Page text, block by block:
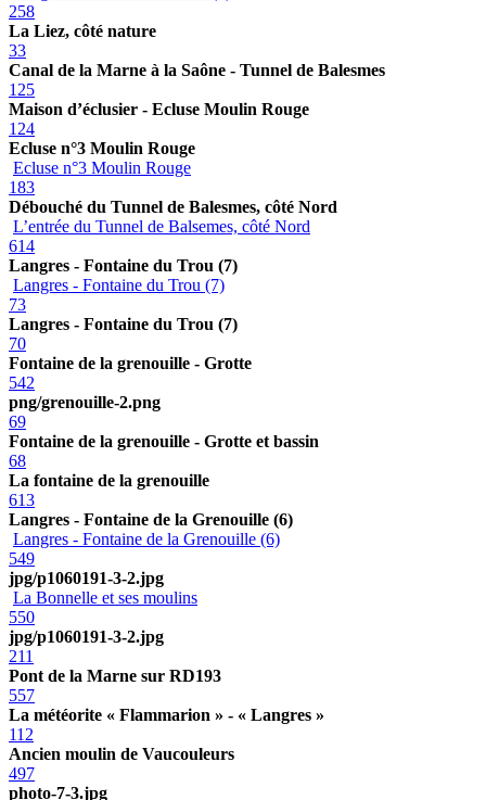
258
La Liez, côté nature
33
Canal de la Marne à la Saône - Tunnel de Balesmes
125
Maison d’éclusier - Ecluse Moulin Rouge
124
Ecluse n°3 Moulin Rouge
Ecluse n°3 Moulin Rouge
183
Débouché du Tunnel de Balesmes, côté Nord
L’entrée du Tunnel de Balsemes, côté Nord
614
Langres - Fontaine du Trou (7)
Langres - Fontaine du Trou (7)
73
Langres - Fontaine du Trou (7)
70
Fontaine de la grenouille - Grotte
542
png/grenouille-2.png
69
Fontaine de la grenouille - Grotte et bassin
68
La fontaine de la grenouille
613
Langres - Fontaine de la Grenouille (6)
Langres - Fontaine de la Grenouille (6)
549
jpg/p1060191-3-2.jpg
La Bonnelle et ses moulins
550
jpg/p1060191-3-2.jpg
211
Pont de la Marne sur RD193
557
La météorite « Flammarion » - « Langres »
112
Ancien moulin de Vaucouleurs
497
photo-7-3.jpg